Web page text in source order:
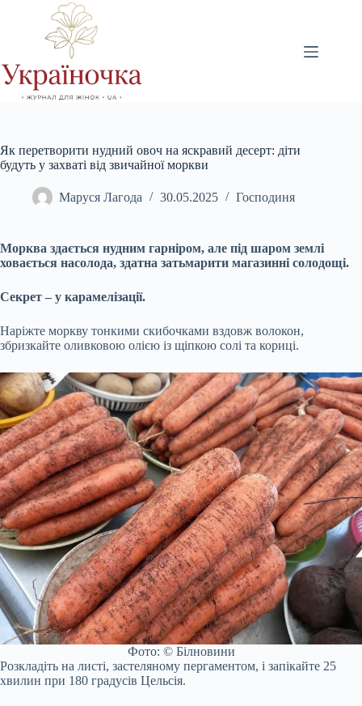
Як перетворити нудний овоч на яскравий десерт: діти
будуть у захваті від звичайної моркви
Маруся Лагода 30.05.2025 Господиня
Морква здається нудним гарніром, але під шаром землі
ховається насолода, здатна затьмарити магазинні солодощі.
Секрет – у карамелізації.
Наріжте моркву тонкими скибочками вздовж волокон,
збризкайте оливковою олією із щіпкою солі та кориці.
Фото: © Білновини
Розкладіть на листі, застеляному пергаментом, і запікайте 25
хвилин при 180 градусів Цельсія.